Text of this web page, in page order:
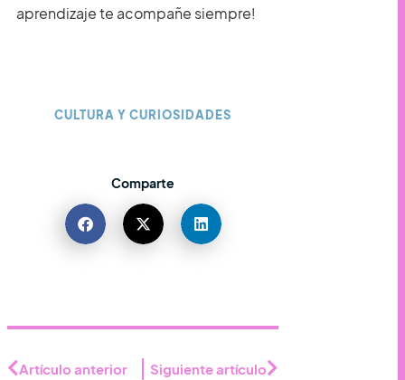
aprendizaje te acompañe siempre!
CULTURA Y CURIOSIDADES
Comparte
Artículo anterior Siguiente artículo